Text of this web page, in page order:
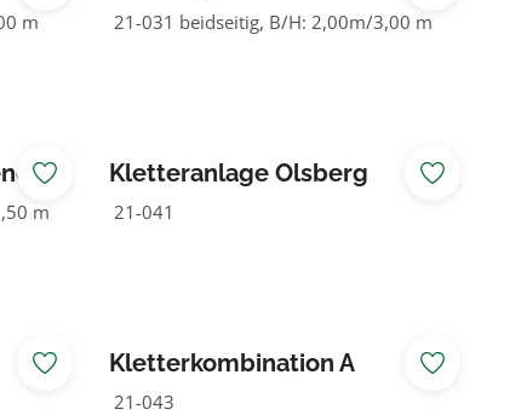
m
90°
21-031 beidseitig, B/H: 2,00m/3,00 m
m
Kletteranlage Olsberg
21-041
Kletterkombination A
21-043